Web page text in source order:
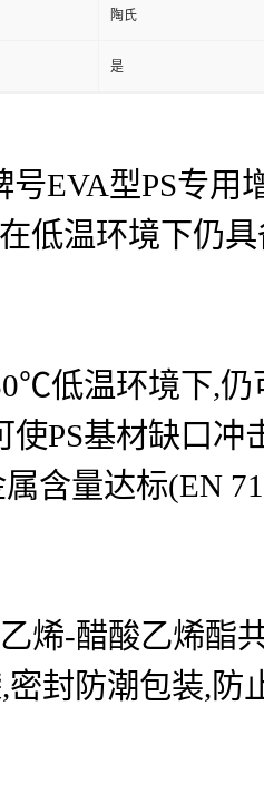
陶氏
是
号EVA型PS专
低温环境下仍
低温环境下,仍
使PS基材缺口
含量达标(EN
烯-醋酸乙烯酯
密封防潮包装,防